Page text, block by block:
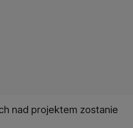
nad projektem zostanie